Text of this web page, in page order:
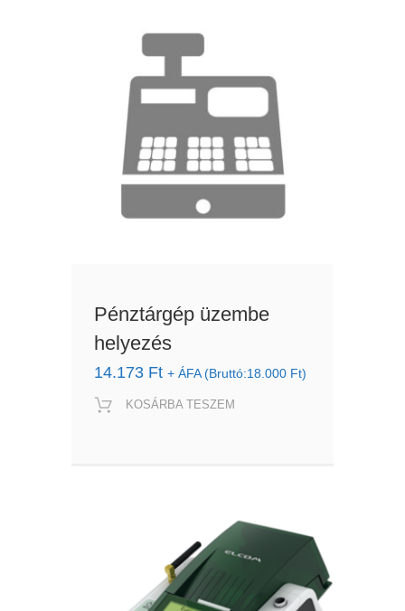
Pénztárgép üzembe
helyezés
14.173 Ft + ÁFA (Bruttó:18.000 Ft)
KOSÁRBA TESZEM